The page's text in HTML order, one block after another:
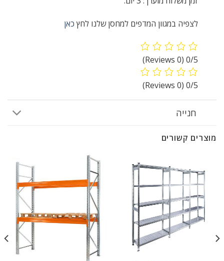
לצפיה במגוון המדפים למחסן שלנו לחץכאן
0/5
(0 Reviews)
0/5
(0 Reviews)
חנייה
מוצרים קשורים